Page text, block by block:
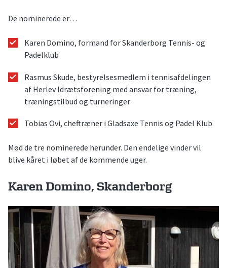
De nominerede er…
Karen Domino, formand for Skanderborg Tennis- og
Padelklub
Rasmus Skude, bestyrelsesmedlem i tennisafdelingen
af Herlev Idrætsforening med ansvar for træning,
træningstilbud og turneringer
Tobias Ovi, cheftræner i Gladsaxe Tennis og Padel Klub
Mød de tre nominerede herunder. Den endelige vinder vil
blive kåret i løbet af de kommende uger.
Karen Domino, Skanderborg